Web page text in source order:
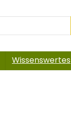
Wissenswertes